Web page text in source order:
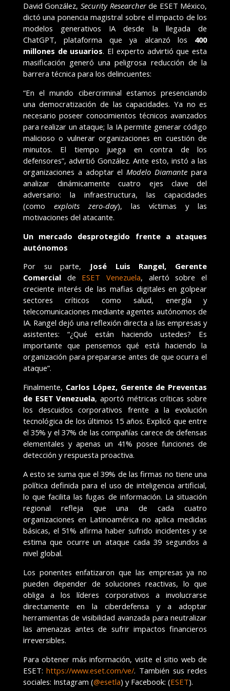
David González, Security Researcherde ESET México,
dictó una ponencia magistral sobre el impacto de los
modelos generativos IA desde la llegada de
ChatGPT, plataforma que ya alcanzó los 400
millones de usuarios. El experto advirtió que esta
masificación generó una peligrosa reducción de la
barrera técnica para los delincuentes:
“En el mundo cibercriminal estamos presenciando
una democratización de las capacidades. Ya no es
necesario poseer conocimientos técnicos avanzados
para realizar un ataque; la IA permite generar código
malicioso o vulnerar organizaciones en cuestión de
minutos. El tiempo juega en contra de los
defensores”, advirtió González. Ante esto, instó a las
organizaciones a adoptar el Modelo Diamante para
analizar dinámicamente cuatro ejes clave del
adversario: la infraestructura, las capacidades
(como exploits zero-day), las víctimas y las
motivaciones del atacante.
Un mercado desprotegido frente a ataques
autónomos
Por su parte, José Luis Rangel, Gerente
Comercialde ESET Venezuela, alertó sobre el
creciente interés de las mafias digitales en golpear
sectores críticos como salud, energía y
telecomunicaciones mediante agentes autónomos de
IA. Rangel dejó una reflexión directa a las empresas y
asistentes: “¿Qué están haciendo ustedes? Es
importante que pensemos qué está haciendo la
organización para prepararse antes de que ocurra el
ataque”.
Finalmente, Carlos López, Gerente de Preventas
de ESET Venezuela, aportó métricas críticas sobre
los descuidos corporativos frente a la evolución
tecnológica de los últimos 15 años. Explicó que entre
el 35% y el 37% de las compañías carece de defensas
elementales y apenas un 41% posee funciones de
detección y respuesta proactiva.
A esto se suma que el 39% de las firmas no tiene una
política definida para el uso de inteligencia artificial,
lo que facilita las fugas de información. La situación
regional refleja que una de cada cuatro
organizaciones en Latinoamérica no aplica medidas
básicas, el 51% afirma haber sufrido incidentes y se
estima que ocurre un ataque cada 39 segundos a
nivel global.
Los ponentes enfatizaron que las empresas ya no
pueden depender de soluciones reactivas, lo que
obliga a los líderes corporativos a involucrarse
directamente en la ciberdefensa y a adoptar
herramientas de visibilidad avanzada para neutralizar
las amenazas antes de sufrir impactos financieros
irreversibles.
Para obtener más información, visite el sitio web de
ESET:https://www.eset.com/ve/. También sus redes
sociales: Instagram (@esetla) y Facebook: (ESET).